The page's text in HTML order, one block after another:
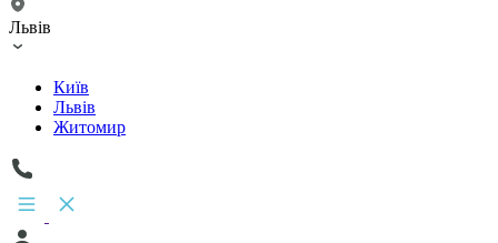
Львів
Київ
Львів
Житомир